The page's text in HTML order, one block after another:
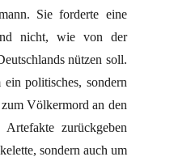
Sie forderte eine
nicht, wie von der
nützen soll.
politisches, sondern
Völkermord an den
zurückgeben
sondern auch um